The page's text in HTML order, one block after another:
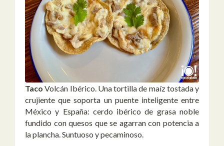
Taco Volcán Ibérico. Una tortilla de maíz tostada y
crujiente que soporta un puente inteligente entre
México y España: cerdo ibérico de grasa noble
fundido con quesos que se agarran con potencia a
la plancha. Suntuoso y pecaminoso.